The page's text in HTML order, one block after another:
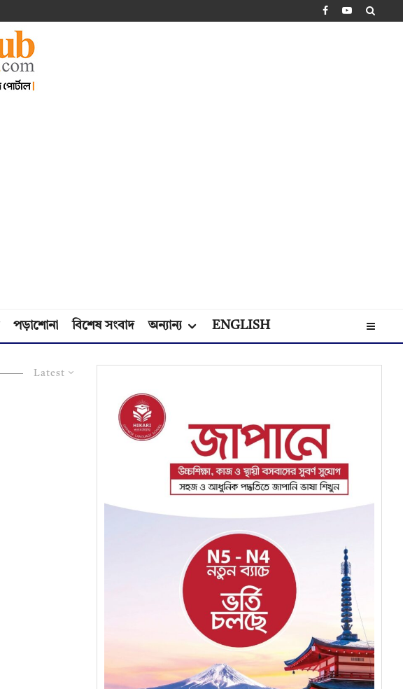
পড়াশোনা বিশেষ সংবাদ অন্যান্য ENGLISH
Latest